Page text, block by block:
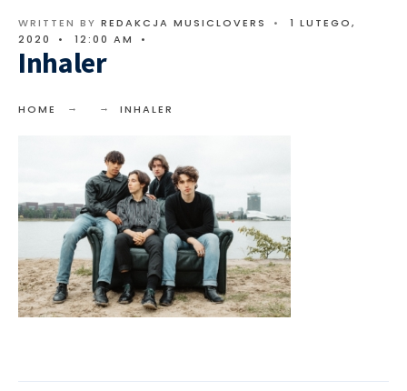
WRITTEN BY REDAKCJA MUSICLOVERS •
1 LUTEGO,
2020
• 12:00 AM •
Inhaler
HOME INHALER